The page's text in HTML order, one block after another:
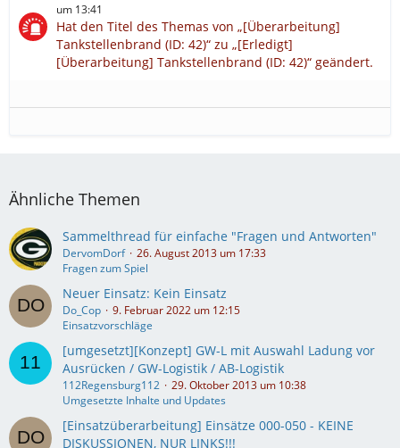
um 13:41
Hat den Titel des Themas von „[Überarbeitung]
Tankstellenbrand (ID: 42)“ zu „[Erledigt]
[Überarbeitung] Tankstellenbrand (ID: 42)“ geändert.
Ähnliche Themen
Sammelthread für einfache "Fragen und Antworten"
DervomDorf
26. August 2013 um 17:33
Fragen zum Spiel
Neuer Einsatz: Kein Einsatz
Do_Cop
9. Februar 2022 um 12:15
Einsatzvorschläge
[umgesetzt][Konzept] GW-L mit Auswahl Ladung vor
Ausrücken / GW-Logistik / AB-Logistik
112Regensburg112
29. Oktober 2013 um 10:38
Umgesetzte Inhalte und Updates
[Einsatzüberarbeitung] Einsätze 000-050 - KEINE
DISKUSSIONEN, NUR LINKS!!!